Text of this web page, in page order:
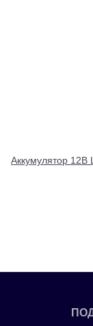
Аккумулятор 12В